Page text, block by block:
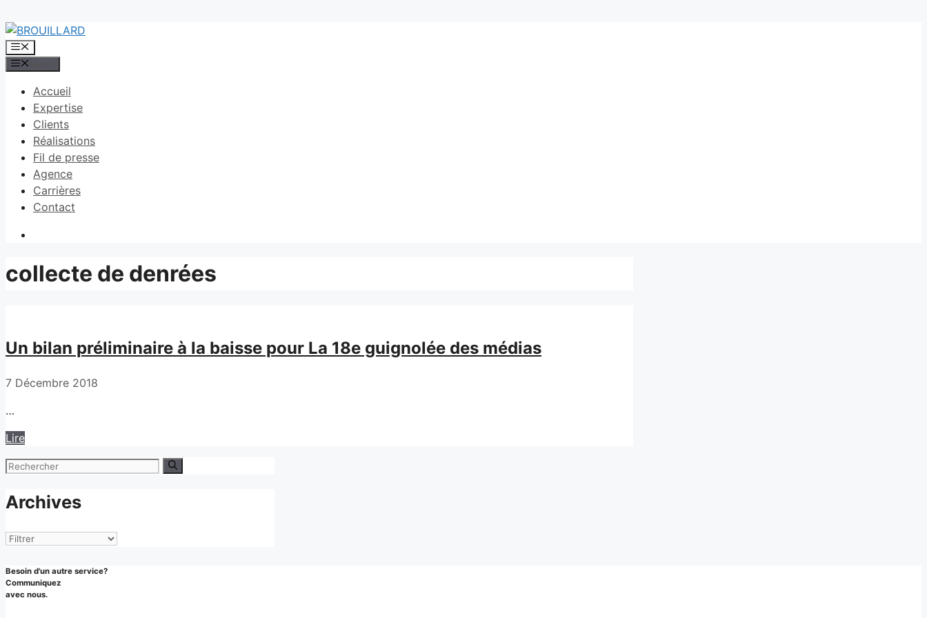
Aller
au
contenu
Menu
Accueil
Expertise
Clients
Réalisations
Fil de presse
Agence
Carrières
Contact
collecte de denrées
Un bilan préliminaire à la baisse pour La 18e guignolée des médias
7 Décembre 2018
…
Lire
Rechercher :
Archives
Archives
Besoin d'un autre service?
Communiquez
avec nous.